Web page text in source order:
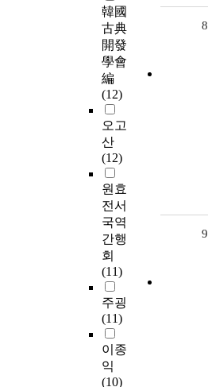
韓國
古典
開發
學會
編
(12)
오고
산
(12)
원효
전서
국역
간행
회
(11)
주굉
(11)
이종
익
(10)
8
9